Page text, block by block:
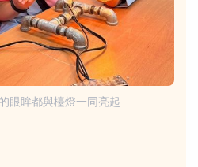
眼眸都與檯燈一同亮起